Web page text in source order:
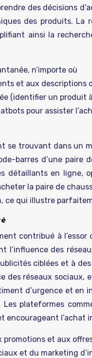
des décisions
des produits. La
ainsi la
n’importe où
et aux descriptions
(identifier un produit
pour assister
se trouvant dans un
barres d’une paire
détaillants en ligne,
la paire de
ce qui illustre
contribué à
l’influence des
ciblées et à
des réseaux
d’urgence et en
plateformes
l’achat
et aux
et du marketing